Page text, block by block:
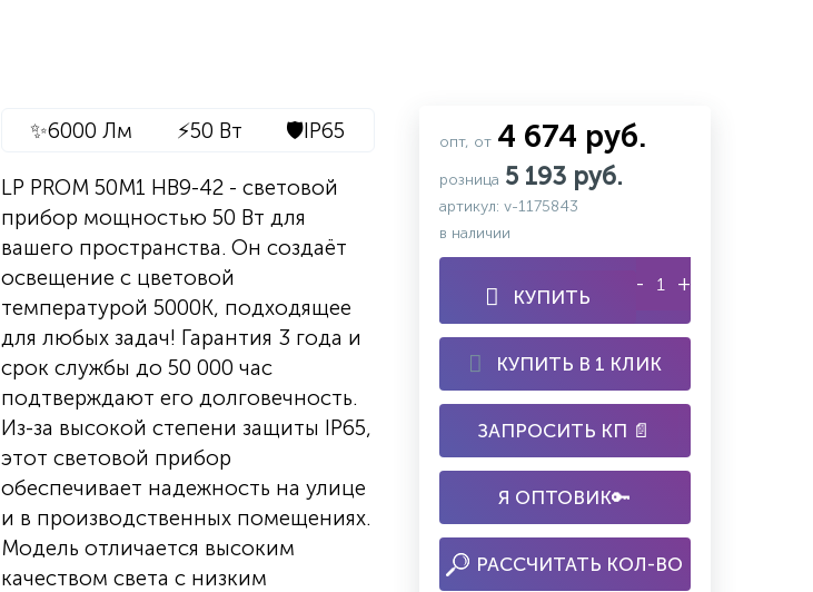
✨6000 Лм ⚡50 Вт 🛡️IP65
LP PROM 50M1 НВ9-42 - световой
прибор мощностью 50 Вт для
вашего пространства. Он создаёт
освещение с цветовой
температурой 5000К, подходящее
для любых задач! Гарантия 3 года и
срок службы до 50 000 час
подтверждают его долговечность.
Из-за высокой степени защиты IP65,
этот световой прибор
обеспечивает надежность на улице
и в производственных помещениях.
Модель отличается высоким
качеством света с низким
опт, от 4 674 руб.
розница 5 193 руб.
артикул: v-1175843
в наличии
КУПИТЬ
- +
КУПИТЬ В 1 КЛИК
ЗАПРОСИТЬ КП 📄
Я ОПТОВИК🔑
РАССЧИТАТЬ КОЛ-ВО